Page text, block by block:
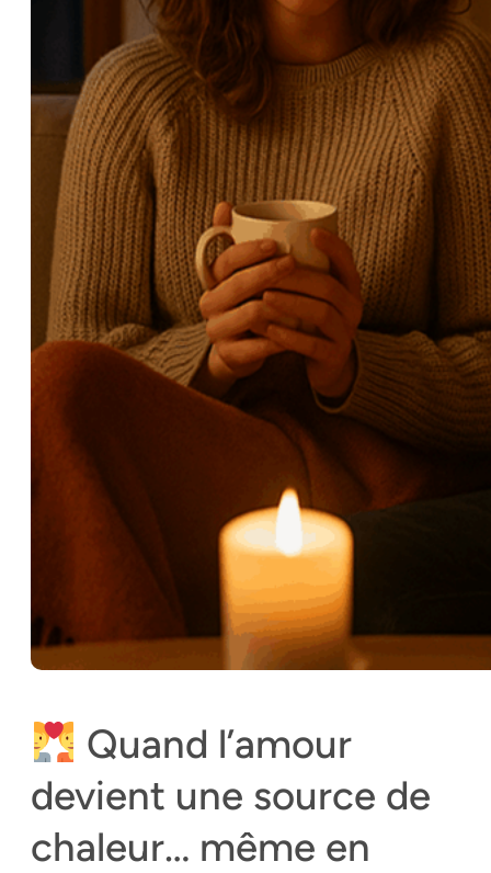
Quand l’amour
devient une source de
chaleur… même en